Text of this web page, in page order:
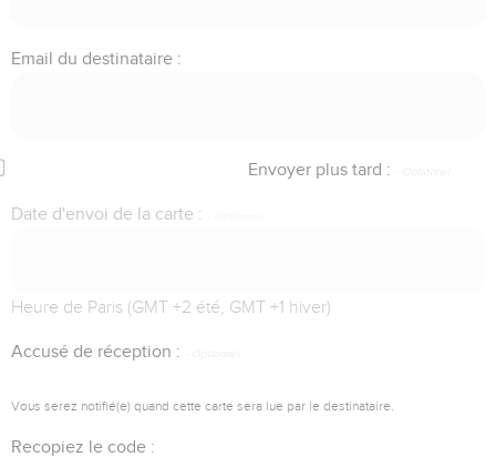
Email du destinataire :
Envoyer plus tard :
Date d'envoi de la carte :
Heure de Paris (GMT +2 été, GMT +1 hiver)
Accusé de réception :
Vous serez notifié(e) quand cette carte sera lue par le destinataire.
Recopiez le code :